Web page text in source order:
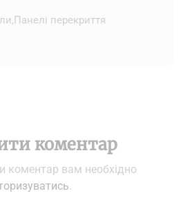
,Панелі перекриття
коментар
коментар вам необхідно